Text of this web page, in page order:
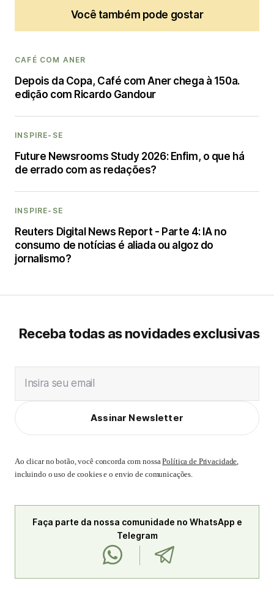
Você também pode gostar
CAFÉ COM ANER
Depois da Copa, Café com Aner chega à 150a.
edição com Ricardo Gandour
INSPIRE-SE
Future Newsrooms Study 2026: Enfim, o que há
de errado com as redações?
INSPIRE-SE
Reuters Digital News Report - Parte 4: IA no
consumo de notícias é aliada ou algoz do
jornalismo?
Receba todas as novidades exclusivas
Insira seu email
Assinar Newsletter
Ao clicar no botão, você concorda com nossaPolítica de Privacidade,
incluindo o uso de cookies e o envio de comunicações.
Faça parte da nossa comunidade no WhatsApp e
Telegram